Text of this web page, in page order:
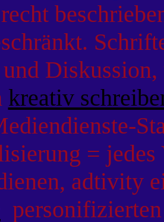
Diskussion,
kreativ
=
adtivity